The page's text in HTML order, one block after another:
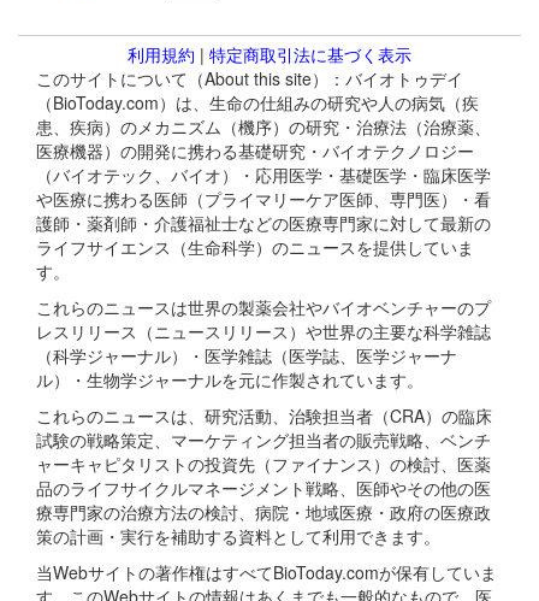
利用規約 | 特定商取引法に基づく表示
このサイトについて（About this site）：バイオトゥデイ
（BioToday.com）は、生命の仕組みの研究や人の病気（疾
患、疾病）のメカニズム（機序）の研究・治療法（治療薬、
医療機器）の開発に携わる基礎研究・バイオテクノロジー
（バイオテック、バイオ）・応用医学・基礎医学・臨床医学
や医療に携わる医師（プライマリーケア医師、専門医）・看
護師・薬剤師・介護福祉士などの医療専門家に対して最新の
ライフサイエンス（生命科学）のニュースを提供していま
す。
これらのニュースは世界の製薬会社やバイオベンチャーのプ
レスリリース（ニュースリリース）や世界の主要な科学雑誌
（科学ジャーナル）・医学雑誌（医学誌、医学ジャーナ
ル）・生物学ジャーナルを元に作製されています。
これらのニュースは、研究活動、治験担当者（CRA）の臨床
試験の戦略策定、マーケティング担当者の販売戦略、ベンチ
ャーキャピタリストの投資先（ファイナンス）の検討、医薬
品のライフサイクルマネージメント戦略、医師やその他の医
療専門家の治療方法の検討、病院・地域医療・政府の医療政
策の計画・実行を補助する資料として利用できます。
当Webサイトの著作権はすべてBioToday.comが保有していま